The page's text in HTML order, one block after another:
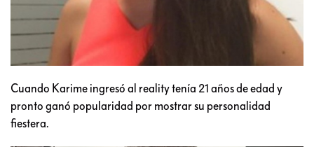
Cuando Karime ingresó al reality tenía 21 años de edad y
pronto ganó popularidad por mostrar su personalidad
fiestera.